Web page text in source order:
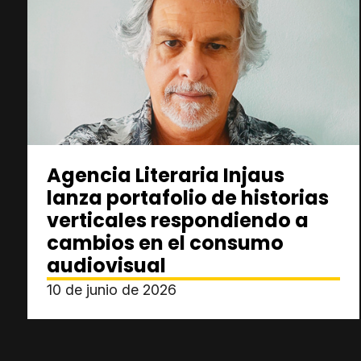
Agencia Literaria Injaus
lanza portafolio de historias
verticales respondiendo a
cambios en el consumo
audiovisual
10 de junio de 2026